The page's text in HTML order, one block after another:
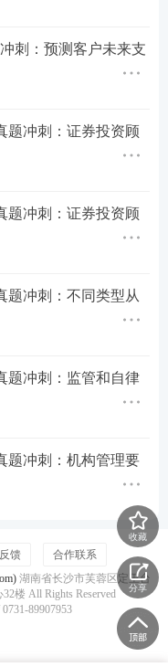
真题均来源于考生
汇总收集整理。收
入233网校估分小
！
考查内容越来越
中找到重点！建
的备考时间，制
拿下证券从业资格
实基础
刺：预测客户未来支
题冲刺：证券投资顾
题冲刺：证券投资顾
题冲刺：不同类型从
题冲刺：监管和自律
题冲刺：机构管理要
收藏
分享
馈
合作联系
湖南省长沙市芙蓉区定王台
楼 All Rights Reserved
89907953